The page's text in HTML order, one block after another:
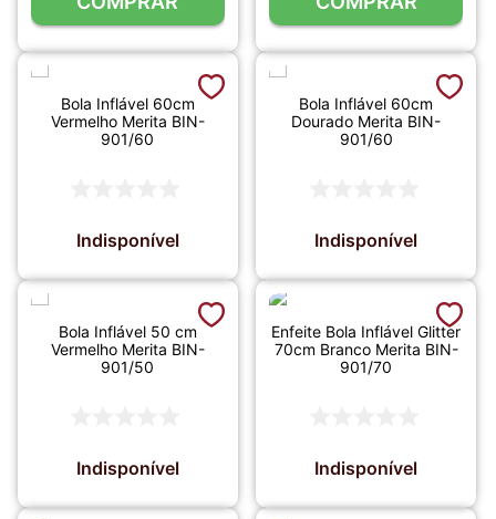
Bola Inflável 60cm
Vermelho Merita BIN-
901/60
Indisponível
Bola Inflável 60cm
Dourado Merita BIN-
901/60
Indisponível
Bola Inflável 50 cm
Vermelho Merita BIN-
901/50
Indisponível
Enfeite Bola Inflável Glitter
70cm Branco Merita BIN-
901/70
Indisponível